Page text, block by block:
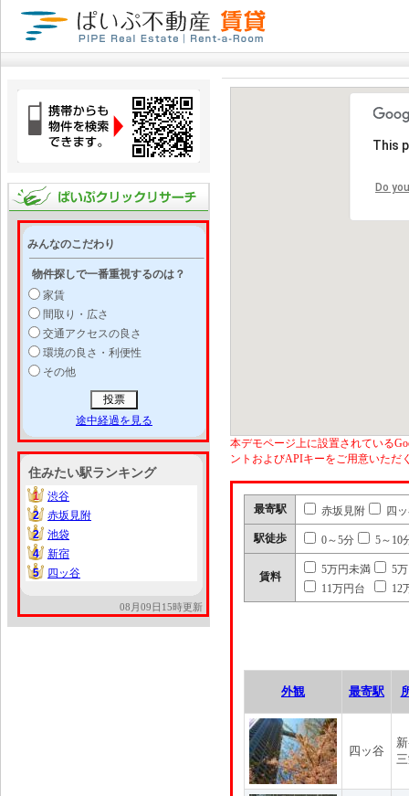
みんなのこだわり
物件探しで一番重視するのは？
家賃
間取り・広さ
交通アクセスの良さ
環境の良さ・利便性
その他
途中経過を見る
住みたい駅ランキング
1
1
渋谷
2
2
赤坂見附
2
2
池袋
4
4
新宿
5
5 四ッ谷
08月09日15時更新
This
Do
本デモページ上に設置されている
ントおよびAPIキーをご用意いただ
最寄駅 赤坂見附 四
駅徒歩 0～5分 5～10
賃料
5万円未満
5
11万円台
12
外観 最寄駅
四ッ谷